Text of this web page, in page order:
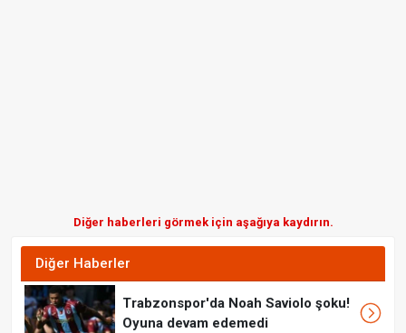
Diğer haberleri görmek için aşağıya kaydırın.
Diğer Haberler
Trabzonspor'da Noah Saviolo şoku!
Oyuna devam edemedi